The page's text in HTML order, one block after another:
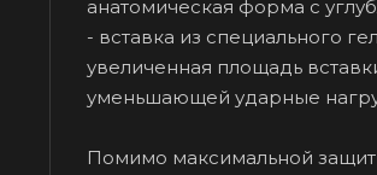
анатомическая форма с
- вставка из специального
увеличенная площадь
уменьшающей ударные
Помимо максимальной